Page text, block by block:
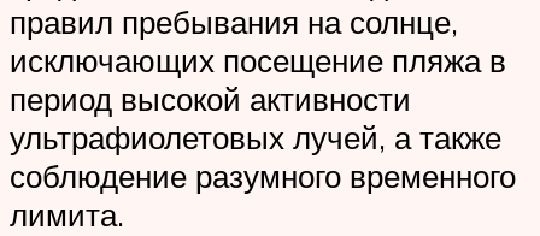
правил пребывания на солнце,
исключающих посещение пляжа в
период высокой активности
ультрафиолетовых лучей, а также
соблюдение разумного временного
лимита.